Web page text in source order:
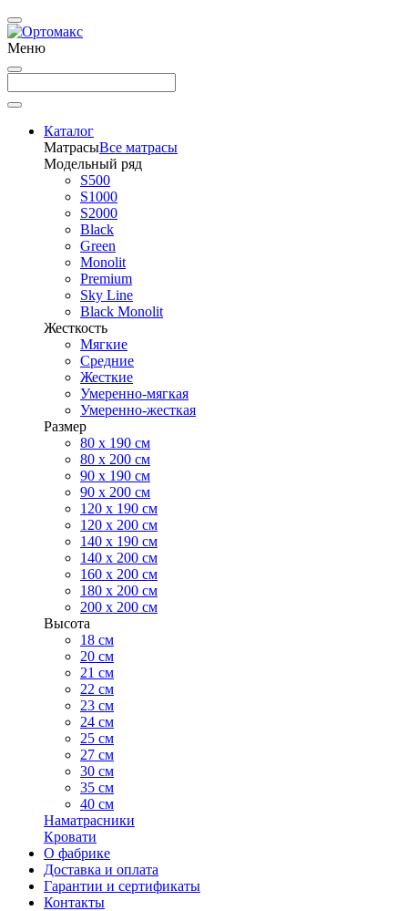
Меню
Каталог
МатрасыВсе матрасы
Модельный ряд
S500
S1000
S2000
Black
Green
Monolit
Premium
Sky Line
Black Monolit
Жесткость
Мягкие
Средние
Жесткие
Умеренно-мягкая
Умеренно-жесткая
Размер
80 х 190 см
80 х 200 см
90 х 190 см
90 х 200 см
120 х 190 см
120 х 200 см
140 х 190 см
140 х 200 см
160 х 200 см
180 х 200 см
200 х 200 см
Высота
18 см
20 см
21 см
22 см
23 см
24 см
25 см
27 см
30 см
35 см
40 см
Наматрасники
Кровати
О фабрике
Доставка и оплата
Гарантии и сертификаты
Контакты